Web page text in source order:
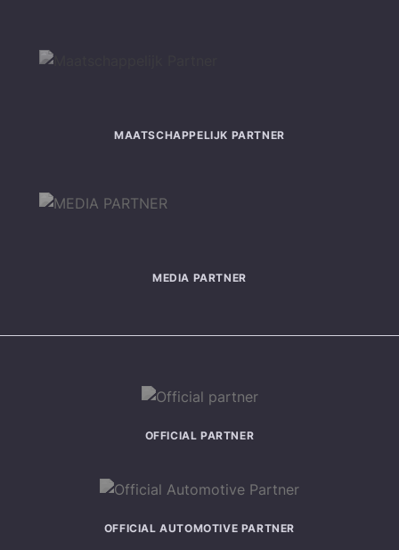
MAATSCHAPPELIJK PARTNER
MEDIA PARTNER
OFFICIAL PARTNER
OFFICIAL AUTOMOTIVE PARTNER